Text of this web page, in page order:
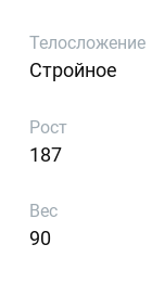
Телосложение
Стройное
Рост
187
Вес
90